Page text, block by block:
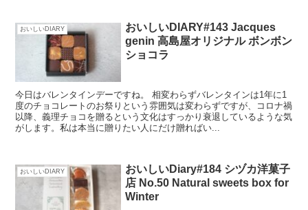
おいしいDIARY
おいしいDIARY#143 Jacques
genin 高島屋オリジナル ボンボン
ショコラ
今日はバレンタインデーですね。 相変わらずバレンタインは1年に1
度のチョコレートのお祭りという雰囲気は変わらずですが、コロナ禍
以降、義理チョコを贈るという文化はすっかり衰退しているような気
がします。私は本当に贈りたい人にだけ贈ればい...
おいしいDIARY
おいしいDiary#184 シヅカ洋菓子
店 No.50 Natural sweets box for
Winter